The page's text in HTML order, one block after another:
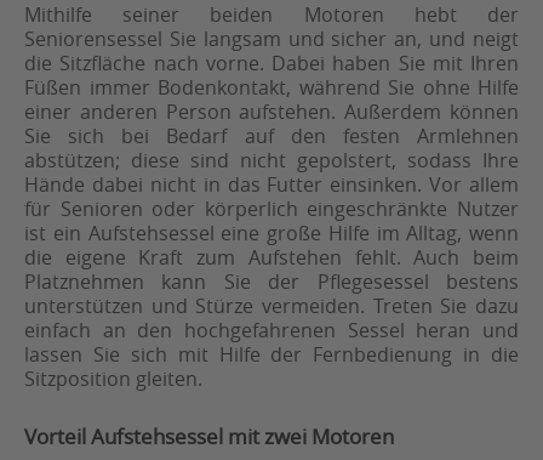
Mithilfe seiner beiden Motoren hebt der
Seniorensessel Sie langsam und sicher an, und neigt
die Sitzfläche nach vorne. Dabei haben Sie mit Ihren
Füßen immer Bodenkontakt, während Sie ohne Hilfe
einer anderen Person aufstehen. Außerdem können
Sie sich bei Bedarf auf den festen Armlehnen
abstützen; diese sind nicht gepolstert, sodass Ihre
Hände dabei nicht in das Futter einsinken. Vor allem
für Senioren oder körperlich eingeschränkte Nutzer
ist ein Aufstehsessel eine große Hilfe im Alltag, wenn
die eigene Kraft zum Aufstehen fehlt. Auch beim
Platznehmen kann Sie der Pflegesessel bestens
unterstützen und Stürze vermeiden. Treten Sie dazu
einfach an den hochgefahrenen Sessel heran und
lassen Sie sich mit Hilfe der Fernbedienung in die
Sitzposition gleiten.
Vorteil Aufstehsessel mit zwei Motoren